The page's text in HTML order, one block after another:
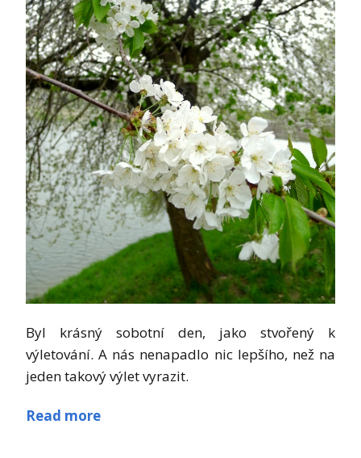
Byl krásný sobotní den, jako stvořený k
výletování. A nás nenapadlo nic lepšího, než na
jeden takový výlet vyrazit.
Read more